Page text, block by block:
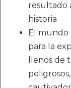
resultado
historia
El mundo
para la
llenos de